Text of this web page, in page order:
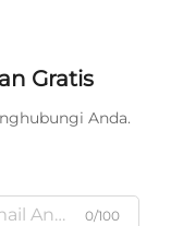
Gratis
Anda.
0/100